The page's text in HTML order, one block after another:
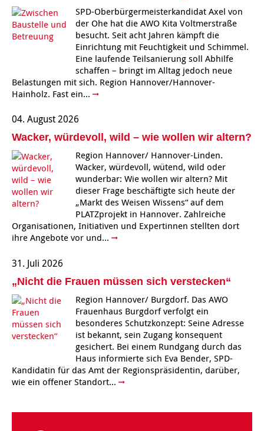
SPD-Oberbürgermeisterkandidat Axel von
der Ohe hat die AWO Kita Voltmerstraße
besucht. Seit acht Jahren kämpft die
Einrichtung mit Feuchtigkeit und Schimmel.
Eine laufende Teilsanierung soll Abhilfe
schaffen – bringt im Alltag jedoch neue
Belastungen mit sich. Region Hannover/Hannover-
Hainholz. Fast ein...
04. August 2026
Wacker, würdevoll, wild – wie wollen wir altern?
Region Hannover/ Hannover-Linden.
Wacker, würdevoll, wütend, wild oder
wunderbar: Wie wollen wir altern? Mit
dieser Frage beschäftigte sich heute der
„Markt des Weisen Wissens“ auf dem
PLATZprojekt in Hannover. Zahlreiche
Organisationen, Initiativen und Expertinnen stellten dort
ihre Angebote vor und...
31. Juli 2026
„Nicht die Frauen müssen sich verstecken“
Region Hannover/ Burgdorf. Das AWO
Frauenhaus Burgdorf verfolgt ein
besonderes Schutzkonzept: Seine Adresse
ist bekannt, sein Zugang konsequent
gesichert. Bei einem Rundgang durch das
Haus informierte sich Eva Bender, SPD-
Kandidatin für das Amt der Regionspräsidentin, darüber,
wie ein offener Standort...